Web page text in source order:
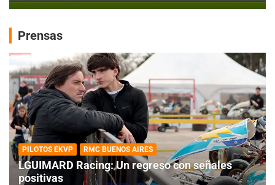
Prensas
PILOTOS EKVP RMC BUENOS AIRES
LGUIMARD Racing: Un regreso con señales
positivas